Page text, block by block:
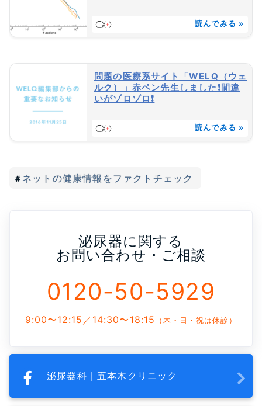
読んでみる »
問題の医療系サイト「WELQ（ウェ
ルク）」赤ペン先生しました❗間違
いがゾロゾロ❗
読んでみる »
ネットの健康情報をファクトチェック
泌尿器に関する
お問い合わせ・ご相談
0120-50-5929
9:00〜12:15／14:30〜18:15 （木・日・祝は休診）
泌尿器科｜五本木クリニック